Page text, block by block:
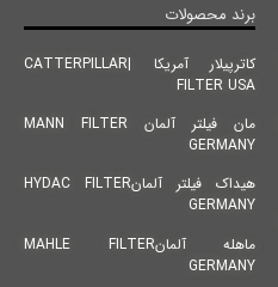
برند محصولات
کاترپیلار آمریکا |CATTERPILLAR
FILTER USA
مان فیلتر آلمان MANN FILTER
GERMANY
هیداک فیلتر آلمانHYDAC FILTER
GERMANY
ماهله آلمانMAHLE FILTER
GERMANY